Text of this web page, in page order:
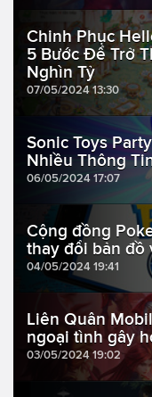
Chinh Phục
5 Bước Để Trở
Nghìn Tỷ
07/05/2024 13:30
Sonic Toys
Nhiều Thông
06/05/2024 17:07
Cộng đồng
thay đổi bản đồ
04/05/2024 19:41
Liên Quân
ngoại tình gây
03/05/2024 19:02